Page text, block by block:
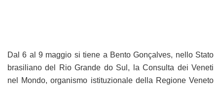
Dal 6 al 9 maggio si tiene a Bento Gonçalves, nello Stato
brasiliano del Rio Grande do Sul, la Consulta dei Veneti
nel Mondo, organismo istituzionale della Regione Veneto